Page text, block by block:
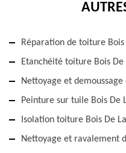
Réparation de toiture
Etanchéité toiture Bois De
Nettoyage et
Peinture sur tuile Bois De
Isolation toiture Bois De
Nettoyage et ravalement